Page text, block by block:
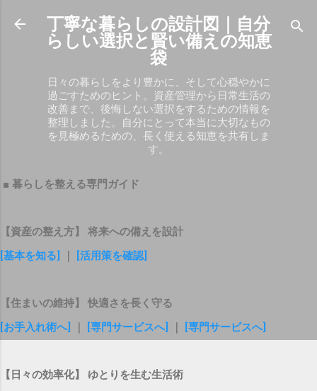
スキップしてメイン コンテンツに移動
丁寧な暮らしの設計図｜自分
らしい選択と賢い備えの知恵
袋
日々の暮らしをより豊かに、そして心穏やかに
過ごすためのヒント。資産管理から日常生活の
改善まで、後悔しない選択をするための情報を
整理しました。自分にとって本当に大切なもの
を見極めるための、長く使える知恵を共有しま
す。
■ 暮らしを整える専門ガイド
【資産の整え方】 将来への備えを設計
[基本を知る]
[活用策を確認]
【住まいの維持】 快適さを長く守る
[お手入れ術へ]
[専門サービスへ] [専門サービスへ]
【日々の効率化】 ゆとりを生む生活術